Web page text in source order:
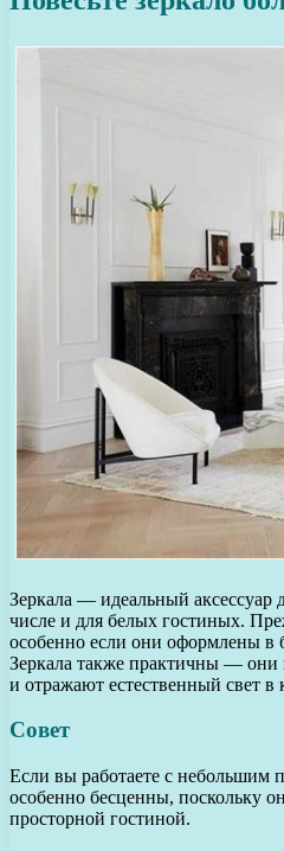
Зеркала — идеальный
числе и для белых гостиных.
особенно если они оформлены в
Зеркала также практичны — они
и отражают естественный свет в
Совет
Если вы работаете с небольшим
особенно бесценны, поскольку
просторной гостиной.